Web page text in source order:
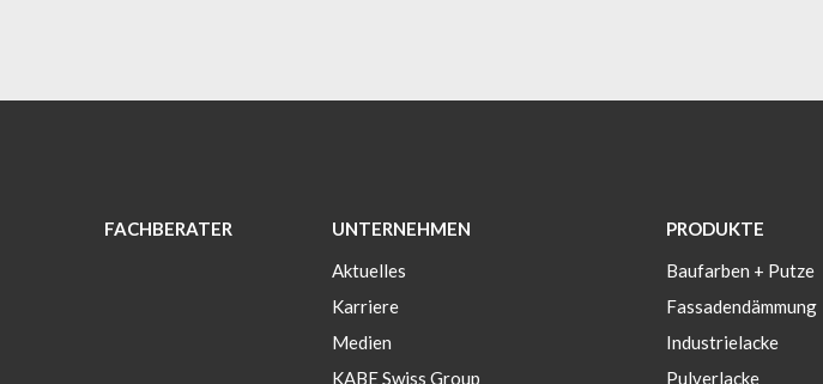
FACHBERATER
UNTERNEHMEN
Aktuelles
Karriere
Medien
KABE Swiss Group
PRODUKTE
Baufarben + Putze
Fassadendämmung
Industrielacke
Pulverlacke